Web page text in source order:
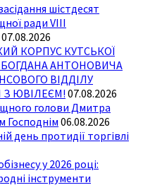
шістдесят
ради VIII
07.08.2026
КОРПУС КУТСЬКОЇ
АНТОНОВИЧА
ВІДДІЛУ
З ЮВІЛЕЄМ! 07.08.2026
голови Дмитра
06.08.2026
день протидії торгівлі
у 2026 році:
інструменти